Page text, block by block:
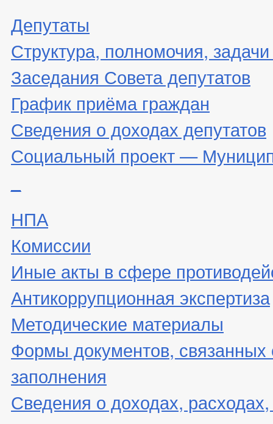
Депутаты
Структура, полномочия,
Заседания Совета депутатов
График приёма граждан
Сведения о доходах депутатов
Социальный проект —
НПА
Комиссии
Иные акты в сфере
Антикоррупционная экспертиза
Методические материалы
Формы документов, связанных
заполнения
Сведения о доходах,